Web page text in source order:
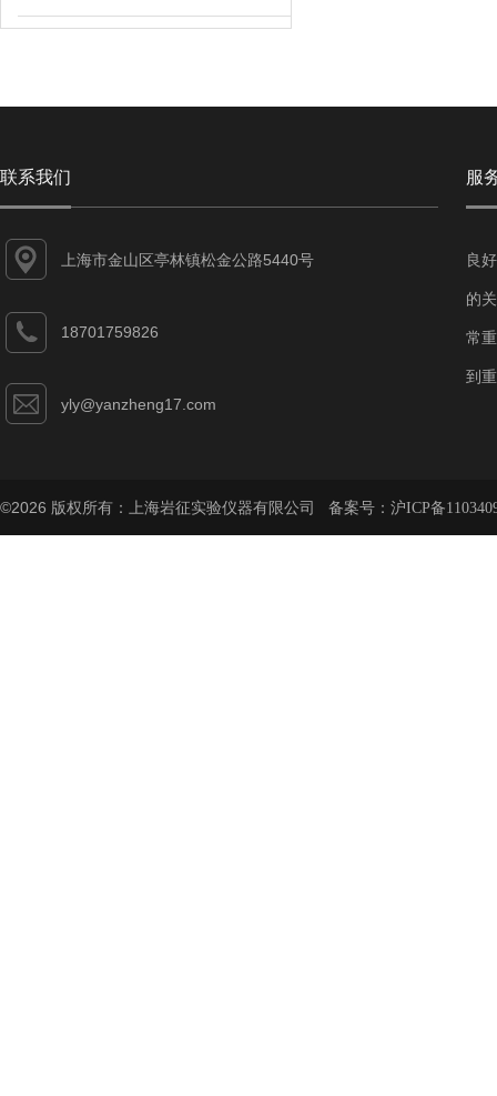
联系我们
上海市金山区亭林镇松金公路5440号
18701759826
yly@yanzheng17.com
服
良
的
常
到
©2026 版权所有：上海岩征实验仪器有限公司 备案号： 沪ICP备